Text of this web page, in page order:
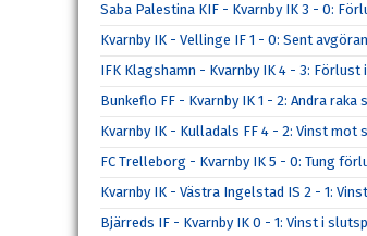
Saba Palestina KIF - Kvarnby IK 3 - 0:
Kvarnby IK - Vellinge IF 1 - 0: Sent
IFK Klagshamn - Kvarnby IK 4 - 3:
Bunkeflo FF - Kvarnby IK 1 - 2: Andra raka
Kvarnby IK - Kulladals FF 4 - 2: Vinst mot
FC Trelleborg - Kvarnby IK 5 - 0: Tung
Kvarnby IK - Västra Ingelstad IS 2 - 1:
Bjärreds IF - Kvarnby IK 0 - 1: Vinst i